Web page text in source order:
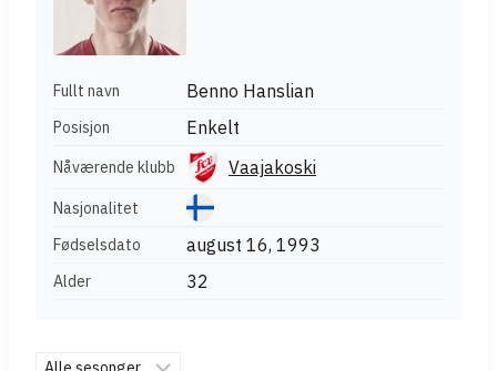
Fullt navn Benno Hanslian
Posisjon Enkelt
Nåværende klubb Vaajakoski
Nasjonalitet
Fødselsdato
august 16, 1993
Alder 32